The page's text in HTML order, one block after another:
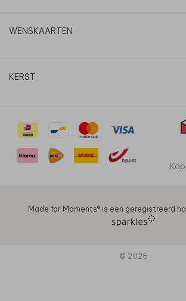
WENSKAARTEN
KERST
Made for Moments®️ is een geregistreerd
© 2026